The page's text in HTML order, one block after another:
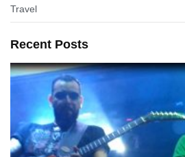
Travel
Recent Posts